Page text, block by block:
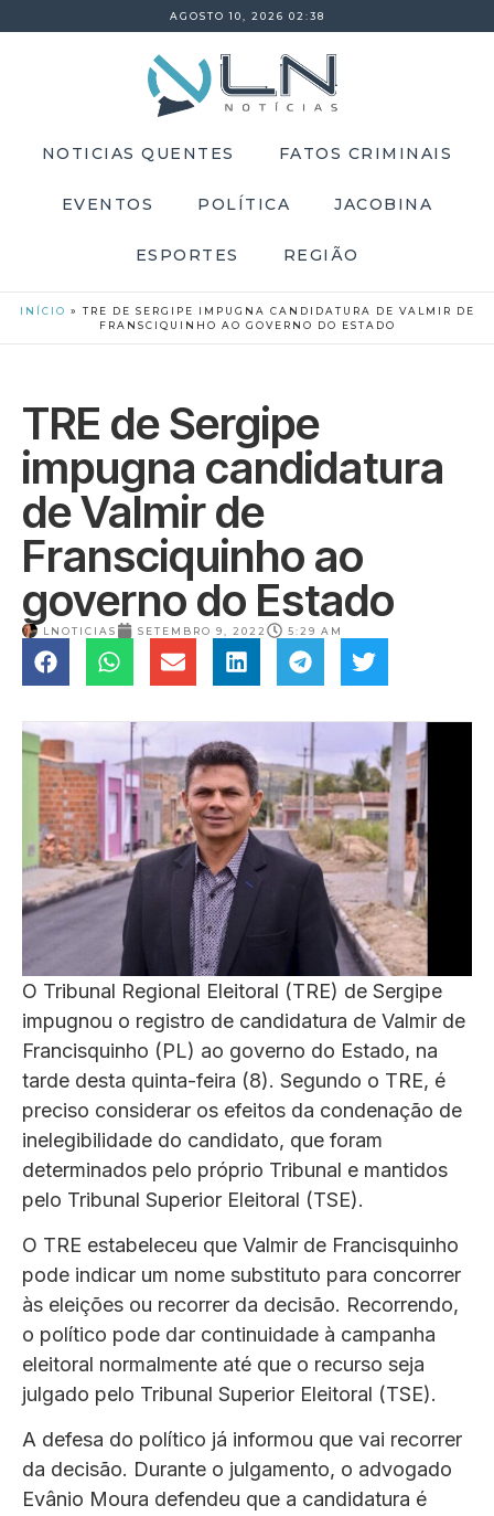
AGOSTO 10, 2026 02:38
NOTICIAS QUENTES FATOS CRIMINAIS
EVENTOS POLÍTICA JACOBINA
ESPORTES REGIÃO
INÍCIO » TRE DE SERGIPE IMPUGNA CANDIDATURA DE VALMIR DE
FRANSCIQUINHO AO GOVERNO DO ESTADO
TRE de Sergipe
impugna candidatura
de Valmir de
Fransciquinho ao
governo do Estado
LNOTICIAS SETEMBRO 9, 2022 5:29 AM
O Tribunal Regional Eleitoral (TRE) de Sergipe
impugnou o registro de candidatura de Valmir de
Francisquinho (PL) ao governo do Estado, na
tarde desta quinta-feira (8). Segundo o TRE, é
preciso considerar os efeitos da condenação de
inelegibilidade do candidato, que foram
determinados pelo próprio Tribunal e mantidos
pelo Tribunal Superior Eleitoral (TSE).
O TRE estabeleceu que Valmir de Francisquinho
pode indicar um nome substituto para concorrer
às eleições ou recorrer da decisão. Recorrendo,
o político pode dar continuidade à campanha
eleitoral normalmente até que o recurso seja
julgado pelo Tribunal Superior Eleitoral (TSE).
A defesa do político já informou que vai recorrer
da decisão. Durante o julgamento, o advogado
Evânio Moura defendeu que a candidatura é